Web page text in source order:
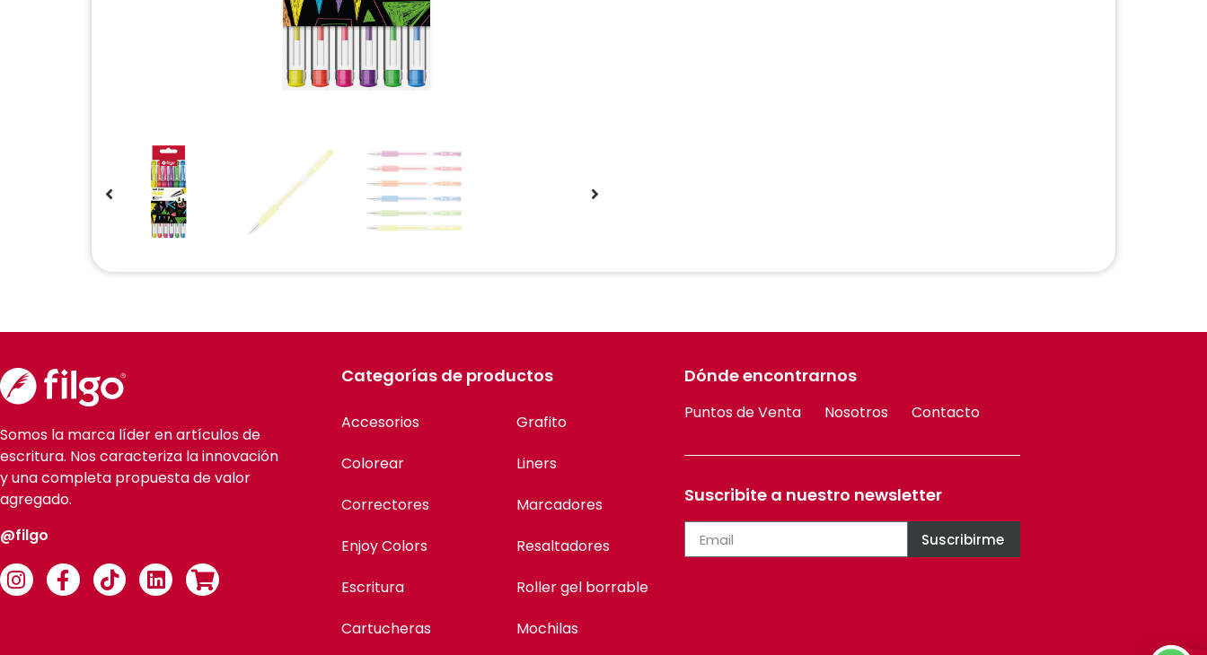
Somos la marca líder en artículos de
escritura. Nos caracteriza la innovación
y una completa propuesta de valor
agregado.
@filgo
Categorías de productos
Accesorios
Colorear
Correctores
Enjoy Colors
Escritura
Cartucheras
Grafito
Liners
Marcadores
Resaltadores
Roller gel borrable
Mochilas
Dónde encontrarnos
Puntos de Venta Nosotros Contacto
Suscribite a nuestro newsletter
Suscribirme